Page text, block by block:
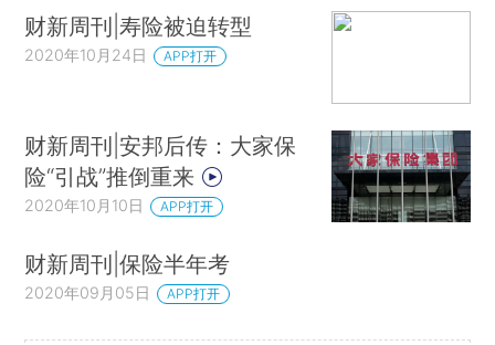
财新周刊|寿险被迫转型
2020年10月24日 APP打开
财新周刊|安邦后传：大家保
险“引战”推倒重来
2020年10月10日 APP打开
财新周刊|保险半年考
2020年09月05日 APP打开